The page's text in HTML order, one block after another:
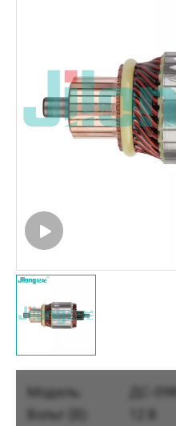
Модель:
ДС-098
Вольт (В):